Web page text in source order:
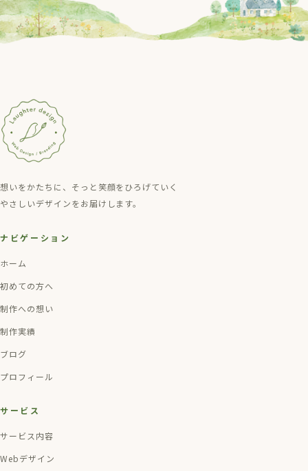
想いをかたちに、そっと笑顔をひろげていく
やさしいデザインをお届けします。
ナビゲーション
ホーム
初めての方へ
制作への想い
制作実績
ブログ
プロフィール
サービス
サービス内容
Webデザイン